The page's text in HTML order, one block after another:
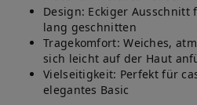
Design: Eckiger Ausschnitt
lang geschnitten
Tragekomfort: Weiches,
sich leicht auf der Haut
Vielseitigkeit: Perfekt für
elegantes Basic